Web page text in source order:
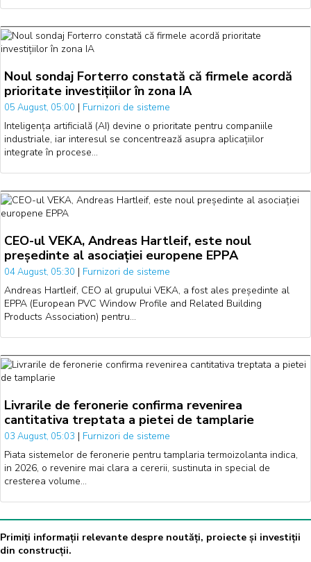
Noul sondaj Forterro constată că firmele acordă
prioritate investițiilor în zona IA
05 August, 05:00 | Furnizori de sisteme
Inteligența artificială (AI) devine o prioritate pentru companiile
industriale, iar interesul se concentrează asupra aplicațiilor
integrate în procese…
CEO-ul VEKA, Andreas Hartleif, este noul
președinte al asociației europene EPPA
04 August, 05:30 | Furnizori de sisteme
Andreas Hartleif, CEO al grupului VEKA, a fost ales președinte al
EPPA (European PVC Window Profile and Related Building
Products Association) pentru…
Livrarile de feronerie confirma revenirea
cantitativa treptata a pietei de tamplarie
03 August, 05:03 | Furnizori de sisteme
Piata sistemelor de feronerie pentru tamplaria termoizolanta indica,
in 2026, o revenire mai clara a cererii, sustinuta in special de
cresterea volume…
Primiți informații relevante despre noutăți, proiecte și investiții
din construcții.